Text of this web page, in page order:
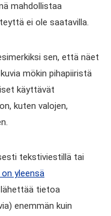
mahdollistaa
ei ole saatavilla.
sen, että näet
mökin pihapiiristä
käyttävät
kuten valojen,
tekstiviestillä tai
yleensä
tietoa
enemmän kuin